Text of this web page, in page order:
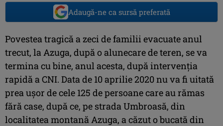
Adaugă-ne ca sursă preferată
Povestea tragică a zeci de familii evacuate anul
trecut, la Azuga, după o alunecare de teren, se va
termina cu bine, anul acesta, după intervenția
rapidă a CNI. Data de 10 aprilie 2020 nu va fi uitată
prea ușor de cele 125 de persoane care au rămas
fără case, după ce, pe strada Umbroasă, din
localitatea montană Azuga, a căzut o bucată din